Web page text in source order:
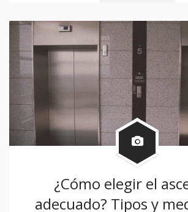
¿Cómo elegir el
adecuado? Tipos y